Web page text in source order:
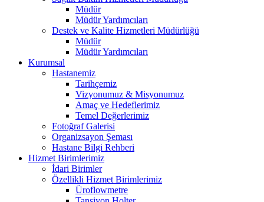
Müdür
Müdür Yardımcıları
Destek ve Kalite Hizmetleri Müdürlüğü
Müdür
Müdür Yardımcıları
Kurumsal
Hastanemiz
Tarihçemiz
Vizyonumuz & Misyonumuz
Amaç ve Hedeflerimiz
Temel Değerlerimiz
Fotoğraf Galerisi
Organizsayon Şeması
Hastane Bilgi Rehberi
Hizmet Birimlerimiz
İdari Birimler
Özellikli Hizmet Birimlerimiz
Üroflowmetre